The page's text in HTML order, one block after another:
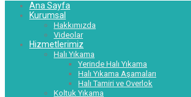
Ana Sayfa
Kurumsal
Hakkımızda
Videolar
Hizmetlerimiz
Halı Yıkama
Yerinde Halı Yıkama
Halı Yıkama Aşamaları
Halı Tamiri ve Overlok
Koltuk Yıkama